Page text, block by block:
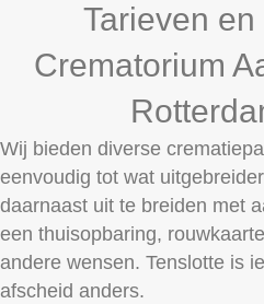
Tarieven
Crematorium
Wij bieden diverse
eenvoudig tot wat
daarnaast uit te breiden met
een thuisopbaring,
andere wensen. Tenslotte is
afscheid anders.